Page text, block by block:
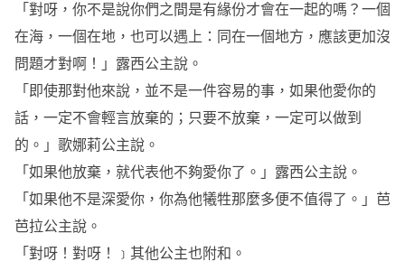
「對呀，你不是說你們之間是有緣份才會在一起的嗎？一個
在海，一個在地，也可以遇上：同在一個地方，應該更加沒
問題才對啊！」露西公主說。
「即使那對他來說，並不是一件容易的事，如果他愛你的
話，一定不會輕言放棄的；只要不放棄，一定可以做到
的。」歌娜莉公主說。
「如果他放棄，就代表他不夠愛你了。」露西公主說。
「如果他不是深愛你，你為他犧牲那麼多便不值得了。」芭
芭拉公主說。
「對呀！對呀！﹞其他公主也附和。